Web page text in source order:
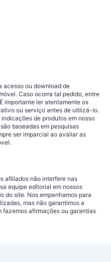
acesso ou download de
Caso ocorra tal pedido, entre
importante ler atentamente os
ou serviço antes de utilizá-lo.
de produtos em nosso
baseadas em pesquisas
ser imparcial ao avaliar as
afiliados não interfere nas
equipe editorial em nossos
do site. Nos empenhamos para
mas não garantimos a
fazemos afirmações ou garantias